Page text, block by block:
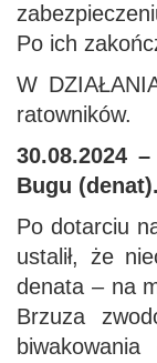
Po ich
W
ratowników.
30.08.2024
Bugu (denat).
Po dotarciu
ustalił, że
denata – na
Brzuza